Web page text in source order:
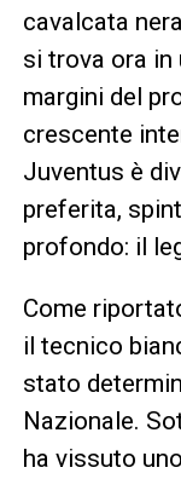
cavalcata
si trova ora in
margini del
crescente
Juventus è
preferita,
profondo: il
Come
il tecnico
stato
Nazionale.
ha vissuto